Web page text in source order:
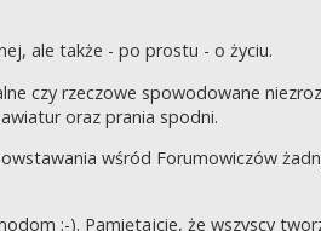
ale także - po prostu - o życiu.
czy rzeczowe spowodowane
oraz prania spodni.
wśród Forumowiczów
;-). Pamiętajcie, że wszyscy